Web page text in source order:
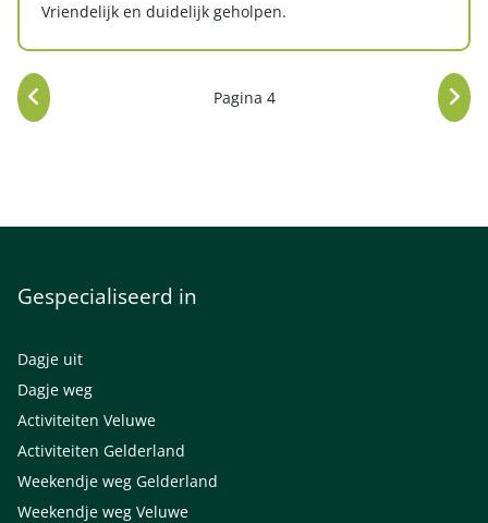
Vriendelijk en duidelijk geholpen.
Pagina 4
Gespecialiseerd in
Dagje uit
Dagje weg
Activiteiten Veluwe
Activiteiten Gelderland
Weekendje weg Gelderland
Weekendje weg Veluwe